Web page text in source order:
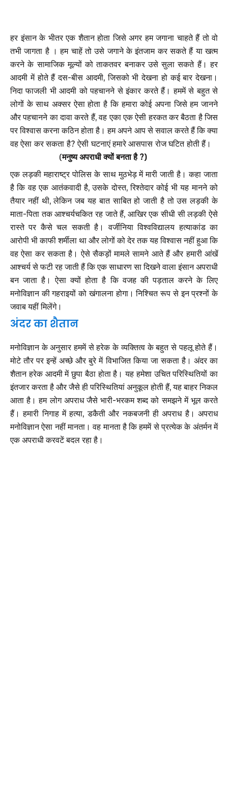
हर इंसान के भीतर एक शैतान होता जिसे अगर हम जगाना चाहते हैं तो वो
तभी जागता है । हम चाहें तो उसे जगाने के इंतजाम कर सकते हैं या खत्म
करने के सामाजिक मूल्यों को ताकतवर बनाकर उसे सुला सकते हैं। हर
आदमी में होते हैं दस-बीस आदमी, जिसको भी देखना हो कई बार देखना।
निदा फाजली भी आदमी को पहचानने से इंकार करते हैं। हममें से बहुत से
लोगों के साथ अक्सर ऐसा होता है कि हमारा कोई अपना जिसे हम जानने
और पहचानने का दावा करते हैं, वह एका एक ऐसी हरकत कर बैठता है जिस
पर विश्वास करना कठिन होता है। हम अपने आप से सवाल करते हैं कि क्या
वह ऐसा कर सकता है? ऐसी घटनाएं हमारे आसपास रोज घटित होती हैं।
(मनुष्य अपराधी क्यों बनता है ?)
एक लड़की महाराष्ट्र पोलिस के साथ मुठभेड़ में मारी जाती है। कहा जाता
है कि वह एक आतंकवादी है, उसके दोस्त, रिश्तेदार कोई भी यह मानने को
तैयार नहीं थी, लेकिन जब यह बात साबित हो जाती है तो उस लड़की के
माता-पिता तक आश्चर्यचकित रह जाते हैं, आखिर एक सीधी सी लड़की ऐसे
रास्ते पर कैसे चल सकती है। वर्जीनिया विश्वविद्यालय हत्याकांड का
आरोपी भी काफी शर्मीला था और लोगों को देर तक यह विश्वास नहीं हुआ कि
वह ऐसा कर सकता है। ऐसे सैकड़ों मामले सामने आते हैं और हमारी आंखें
आश्चर्य से फटी रह जाती हैं कि एक साधारण सा दिखने वाला इंसान अपराधी
बन जाता है। ऐसा क्यों होता है कि वजह की पड़ताल करने के लिए
मनोविज्ञान की गहराइयों को खंगालना होगा। निश्चित रूप से इन प्रश्नों के
जवाब यहीं मिलेंगे।
अंदर का शैतान
मनोविज्ञान के अनुसार हममें से हरेक के व्यक्तित्व के बहुत से पहलू होते हैं।
मोटे तौर पर इन्हें अच्छे और बुरे में विभाजित किया जा सकता है। अंदर का
शैतान हरेक आदमी में छुपा बैठा होता है। यह हमेशा उचित परिस्थितियों का
इंतजार करता है और जैसे ही परिस्थितियां अनुकूल होती हैं, यह बाहर निकल
आता है। हम लोग अपराध जैसे भारी-भरकम शब्द को समझने में भूल करते
हैं। हमारी निगाह में हत्या, डकैती और नकबजनी ही अपराध है। अपराध
मनोविज्ञान ऐसा नहीं मानता। वह मानता है कि हममें से प्रत्येक के अंतर्मन में
एक अपराधी करवटें बदल रहा है।